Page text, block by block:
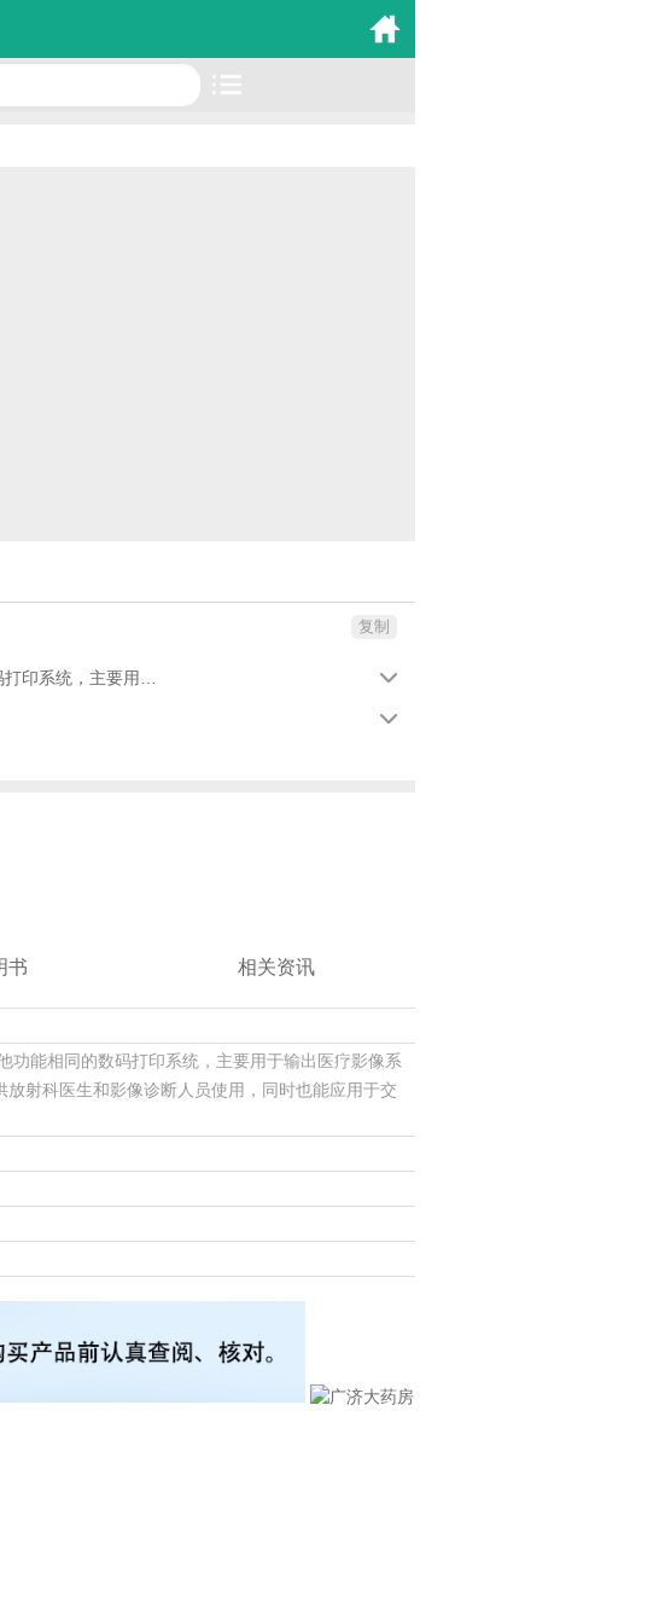
复制


书 相关资讯
能相同的数码打印系统，主要用于输出医疗影像系
射科医生和影像诊断人员使用，同时也能应用于交